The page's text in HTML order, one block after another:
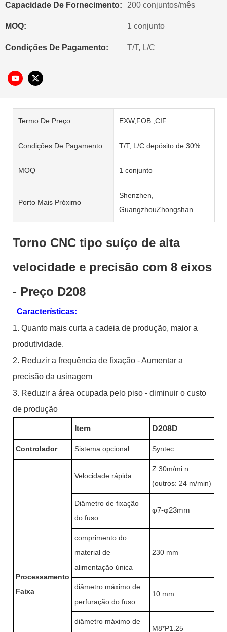
Capacidade De Fornecimento: 200 conjuntos/mês
MOQ: 1 conjunto
Condições De Pagamento: T/T, L/C
Termo De Preço EXW,FOB ,CIF
Condições De Pagamento T/T, L/C depósito de 30%
MOQ 1 conjunto
Porto Mais Próximo
Shenzhen,
GuangzhouZhongshan
Torno CNC tipo suíço de alta
velocidade e precisão com 8 eixos
- Preço D208
Características:
1. Quanto mais curta a cadeia de produção, maior a
produtividade.
2. Reduzir a frequência de fixação - Aumentar a
precisão da usinagem
3. Reduzir a área ocupada pelo piso - diminuir o custo
de produção
Item D208D
Controlador Sistema opcional Syntec
Processamento
Faixa
Velocidade rápida
Z:30m/mi n
(outros: 24 m/min)
Diâmetro de fixação
do fuso
φ7-φ23mm
comprimento do
material de
alimentação única
230 mm
diâmetro máximo de
perfuração do fuso
10 mm
diâmetro máximo de
M8*P1.25